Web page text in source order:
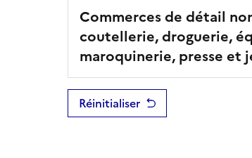
Commerces de détail
coutellerie, droguerie,
maroquinerie, presse et
Réinitialiser